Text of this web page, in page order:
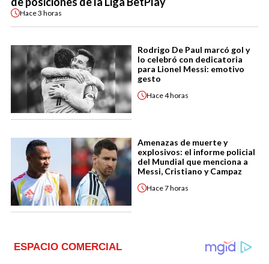
Hace3 horas
Rodrigo De Paul marcó gol y
lo celebró con dedicatoria
para Lionel Messi: emotivo
gesto
Hace4 horas
Amenazas de muerte y
explosivos: el informe policial
del Mundial que menciona a
Messi, Cristiano y Campaz
Hace7 horas